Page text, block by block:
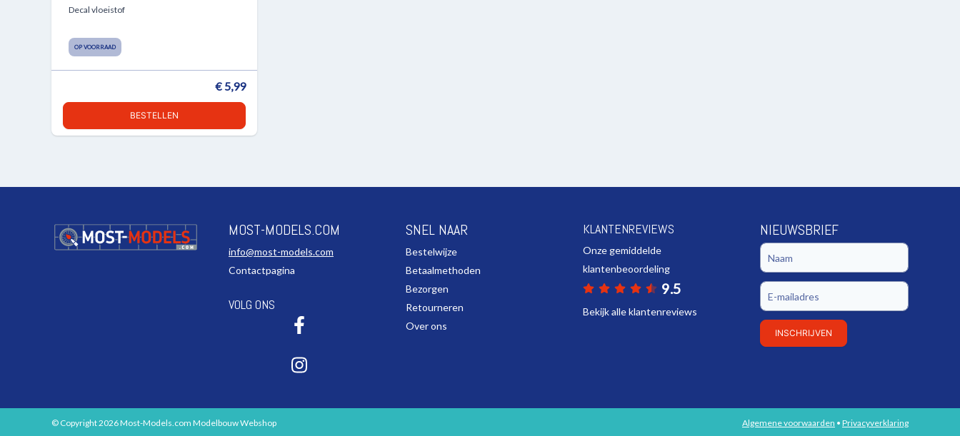
Decal vloeistof
OP VOORRAAD
€ 5,99
BESTELLEN
MOST-MODELS.COM
info@most-models.com
Contactpagina
VOLG ONS
SNEL NAAR
Bestelwijze
Betaalmethoden
Bezorgen
Retourneren
Over ons
KLANTENREVIEWS
Onze gemiddelde
klantenbeoordeling
9.5
Bekijk alle klantenreviews
NIEUWSBRIEF
INSCHRIJVEN
© Copyright 2026 Most-Models.com Modelbouw Webshop Algemene voorwaarden • Privacyverklaring